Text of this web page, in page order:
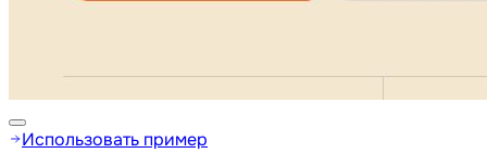
Использовать пример